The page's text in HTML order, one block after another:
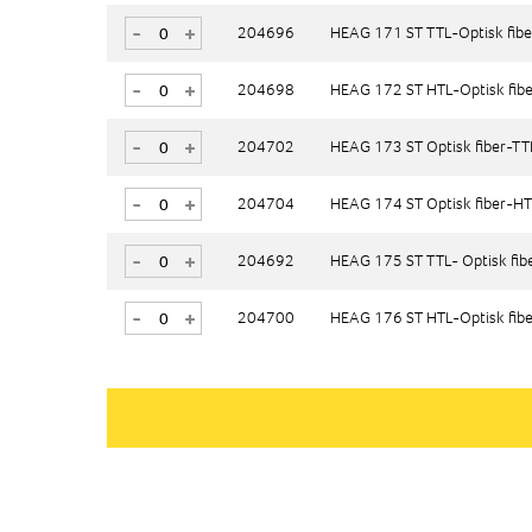
+
- 204696 HEAG 171 ST TTL-Optisk
+
- 204698 HEAG 172 ST HTL-Optisk
+
- 204702 HEAG 173 ST Optisk fiber-
+
- 204704 HEAG 174 ST Optisk fiber-
+
- 204692 HEAG 175 ST TTL- Optisk
+
- 204700 HEAG 176 ST HTL-Optisk
+
- 204696 HEAG 171 ST TTL-Optisk
+
- 204698 HEAG 172 ST HTL-Optisk
+
- 204702 HEAG 173 ST Optisk fiber-
+
- 204704 HEAG 174 ST Optisk fiber-
+
- 204692 HEAG 175 ST TTL- Optisk
+
- 204700 HEAG 176 ST HTL-Optisk